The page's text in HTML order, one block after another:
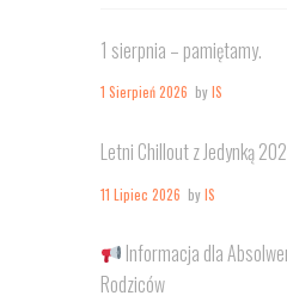
1 sierpnia – pamiętamy.
1 Sierpień 2026 byIS
Letni Chillout z Jedynką
11 Lipiec 2026 byIS
Informacja dla
Rodziców